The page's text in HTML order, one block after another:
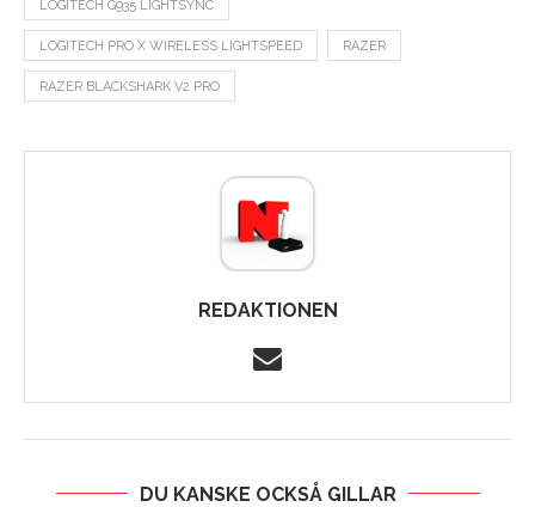
LOGITECH G935 LIGHTSYNC
LOGITECH PRO X WIRELESS LIGHTSPEED RAZER
RAZER BLACKSHARK V2 PRO
REDAKTIONEN
DU KANSKE OCKSÅ GILLAR